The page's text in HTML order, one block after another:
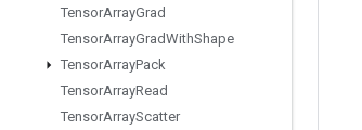
TensorArrayGrad
TensorArrayGradWithShape
TensorArrayPack
TensorArrayRead
TensorArrayScatter